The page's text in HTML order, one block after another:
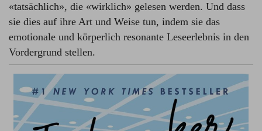
«tatsächlich», die «wirklich» gelesen werden. Und dass
sie dies auf ihre Art und Weise tun, indem sie das
emotionale und körperlich resonante Leseerlebnis in den
Vordergrund stellen.